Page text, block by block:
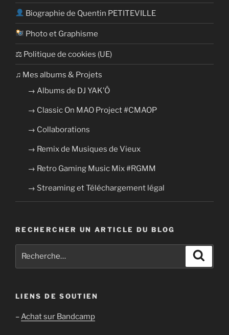
Biographie de Quentin PETITEVILLE
Photo et Graphisme
⚖ Politique de cookies (UE)
​​♫ Mes albums & Projets
→ Albums de DJ YAK’Ô
→ Classic On MAO Project #CMAOP
→ Collaborations
→ Remix de Musiques de Vieux
→ Retro Gaming Music Mix #RGMM
→ Streaming et Téléchargement légal
RECHERCHER UN ARTICLE DU BLOG
LIENS DE SOUTIEN
–Achat sur Bandcamp